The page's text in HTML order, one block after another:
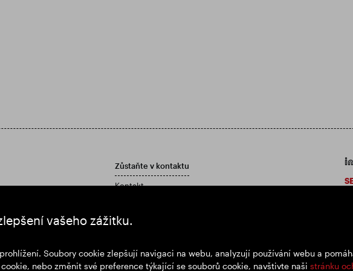
vašeho zážitku.
Soubory cookie zlepšují navigaci na webu, analyzují používání webu a
nebo změnit své preference týkající se souborů cookie, navštivte naši stránku
a účetní závěrku
Zůstaňte v kontaktu
Kontakt